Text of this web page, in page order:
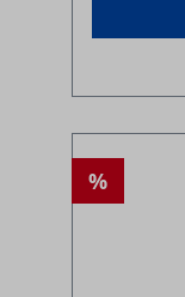
%